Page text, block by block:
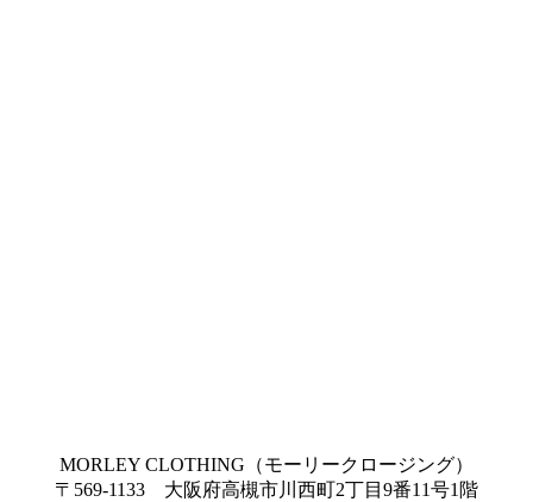
MORLEY CLOTHING（モーリークロージング）
〒569-1133 大阪府高槻市川西町2丁目9番11号1階